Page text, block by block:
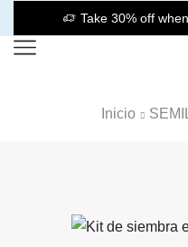
Take 30% off
Inicio